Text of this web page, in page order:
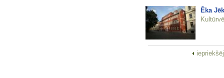
Ēka